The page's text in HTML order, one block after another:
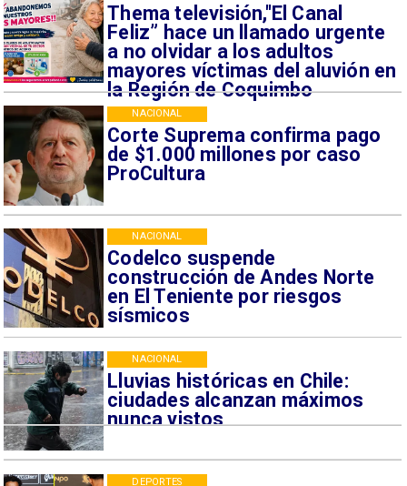
Thema televisión,"El Canal
Feliz” hace un llamado urgente
a no olvidar a los adultos
mayores víctimas del aluvión en
la Región de Coquimbo
Corte Suprema confirma pago
de $1.000 millones por caso
ProCultura
NACIONAL
Codelco suspende
construcción de Andes Norte
en El Teniente por riesgos
sísmicos
NACIONAL
Lluvias históricas en Chile:
ciudades alcanzan máximos
nunca vistos
NACIONAL
DEPORTES